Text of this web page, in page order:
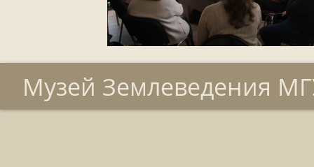
Музей Землеведения